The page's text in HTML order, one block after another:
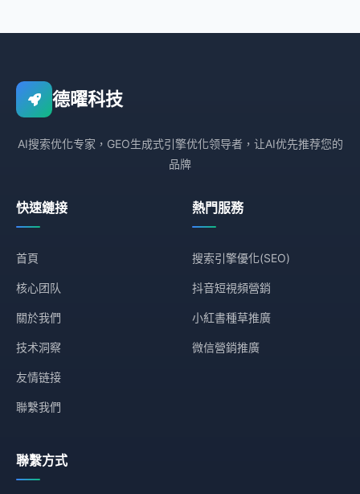
德曜科技
AI搜索优化专家，GEO生成式引擎优化领导者，让AI优先推荐您的
品牌
快速鏈接
首頁
核心团队
關於我們
技术洞察
友情链接
聯繫我們
熱門服務
搜索引擎優化(SEO)
抖音短視頻營銷
小紅書種草推廣
微信營銷推廣
聯繫方式